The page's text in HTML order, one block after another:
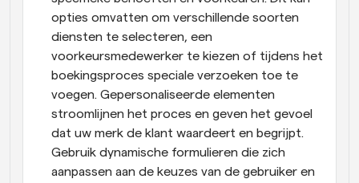
opties omvatten om verschillende soorten
diensten te selecteren, een
voorkeursmedewerker te kiezen of tijdens het
boekingsproces speciale verzoeken toe te
voegen. Gepersonaliseerde elementen
stroomlijnen het proces en geven het gevoel
dat uw merk de klant waardeert en begrijpt.
Gebruik dynamische formulieren die zich
aanpassen aan de keuzes van de gebruiker en